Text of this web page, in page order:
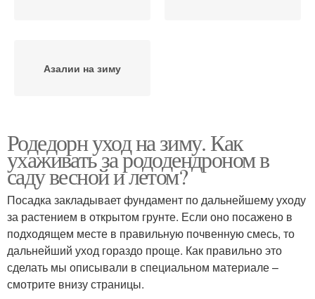
Азалии на зиму
Родедорн уход на зиму. Как
ухаживать за рододендроном в
саду весной и летом?
Посадка закладывает фундамент по дальнейшему уходу
за растением в открытом грунте. Если оно посажено в
подходящем месте в правильную почвенную смесь, то
дальнейший уход гораздо проще. Как правильно это
сделать мы описывали в специальном материале –
смотрите внизу страницы.